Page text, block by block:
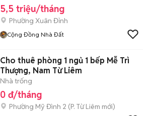
5,5 triệu/tháng
Phường Xuân Đỉnh
Cộng Đồng Nhà Đất
Cho thuê phòng 1 ngủ 1 bếp Mễ Trì
Thượng, Nam Từ Liêm
Nhà trống
0 đ/tháng
Phường Mỹ Đình 2 (P. Từ Liêm mới)